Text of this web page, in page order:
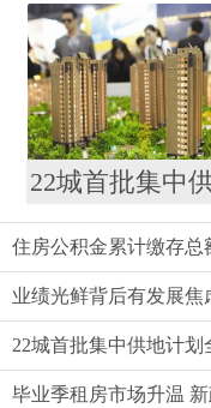
住房公积金累计缴存总
业绩光鲜背后有发展焦
毕业季租房市场升温